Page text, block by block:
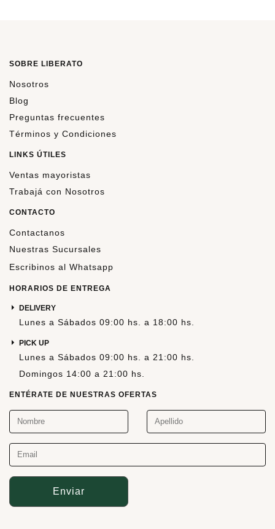
SOBRE LIBERATO
Nosotros
Blog
Preguntas frecuentes
Términos y Condiciones
LINKS ÚTILES
Ventas mayoristas
Trabajá con Nosotros
CONTACTO
Contactanos
Nuestras Sucursales
Escribinos al Whatsapp
HORARIOS DE ENTREGA
DELIVERY
Lunes a Sábados 09:00 hs. a 18:00 hs.
PICK UP
Lunes a Sábados 09:00 hs. a 21:00 hs.
Domingos 14:00 a 21:00 hs.
ENTÉRATE DE NUESTRAS OFERTAS
Enviar